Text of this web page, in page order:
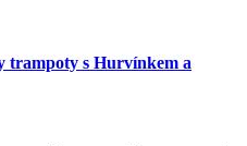
trampoty s Hurvínkem a